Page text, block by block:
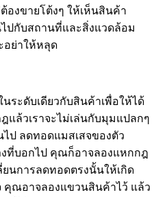
งขายโต้งๆ ให้เห็นสินค้า
ปกับสถานที่และสิ่งแวดล้อม
อย่าให้หลุด
ระดับเดียวกับสินค้าเพื่อให้ได้
แล้วเราจะไม่เล่นกับมุมแปลกๆ
ป ลดทอดแมสเสจของตัว
ที่บอกไป คุณก็อาจลองแหกกฎ
ยนการลดทอดตรงนั้นให้เกิด
คุณอาจลองแขวนสินค้าไว้ แล้ว